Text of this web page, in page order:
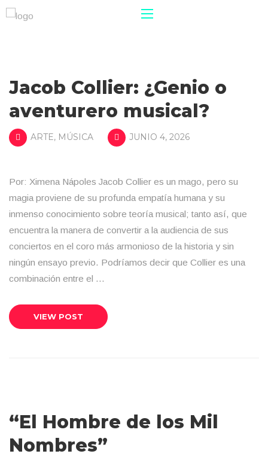
Jacob Collier: ¿Genio o
aventurero musical?
ARTE, MÚSICA JUNIO 4, 2026
Por: Ximena Nápoles Jacob Collier es un mago, pero su
magia proviene de su profunda empatía humana y su
inmenso conocimiento sobre teoría musical; tanto así, que
encuentra la manera de convertir a la audiencia de sus
conciertos en el coro más armonioso de la historia y sin
ningún ensayo previo. Podríamos decir que Collier es una
combinación entre el …
VIEW POST
“El Hombre de los Mil
Nombres”